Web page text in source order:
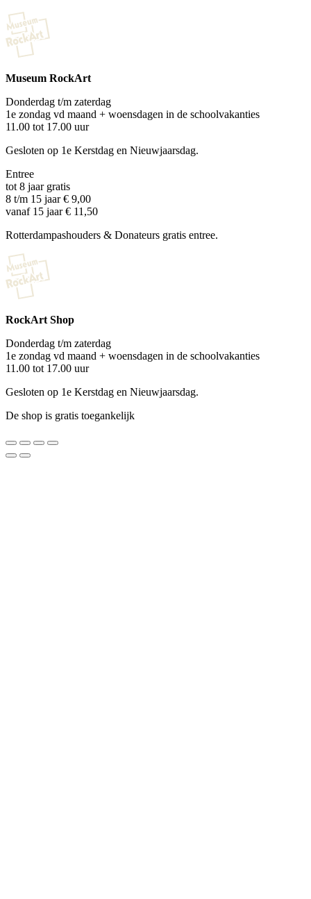
Museum RockArt
Donderdag t/m zaterdag
1e zondag vd maand + woensdagen in de schoolvakanties
11.00 tot 17.00 uur
Gesloten op 1e Kerstdag en Nieuwjaarsdag.
Entree
tot 8 jaar gratis
8 t/m 15 jaar € 9,00
vanaf 15 jaar € 11,50
Rotterdampashouders & Donateurs gratis entree.
RockArt Shop
Donderdag t/m zaterdag
1e zondag vd maand + woensdagen in de schoolvakanties
11.00 tot 17.00 uur
Gesloten op 1e Kerstdag en Nieuwjaarsdag.
De shop is gratis toegankelijk